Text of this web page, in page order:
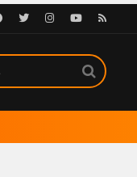
Facebook
TwitterInstagramYoutubeRSS